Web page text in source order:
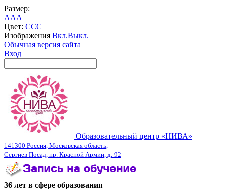
Размер:
AAA
Цвет: CCC
Изображения Вкл.Выкл.
Обычная версия сайта
Вход
Образовательный центр «НИВА»
141300 Россия, Московская область,
Сергиев Посад, пр. Красной Армии, д. 92
36 лет в сфере образования